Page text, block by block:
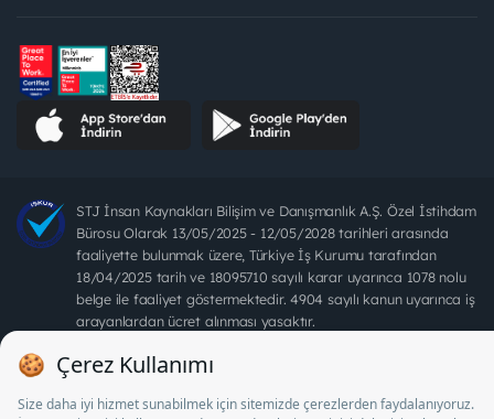
STJ İnsan Kaynakları Bilişim ve Danışmanlık A.Ş. Özel İstihdam
Bürosu Olarak 13/05/2025 - 12/05/2028 tarihleri arasında
faaliyette bulunmak üzere, Türkiye İş Kurumu tarafından
18/04/2025 tarih ve 18095710 sayılı karar uyarınca 1078 nolu
belge ile faaliyet göstermektedir. 4904 sayılı kanun uyarınca iş
arayanlardan ücret alınması yasaktır.